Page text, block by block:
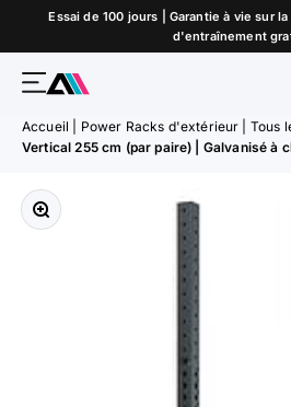
Passer au contenu
Essai de 100 jours | Garantie à vie sur
d'entraînement
MenuATLETICA
Accueil Power Racks d'extérieur Tous
Vertical 255 cm (par paire) | Galvanisé à
Zoomer sur l'image